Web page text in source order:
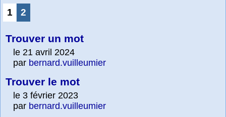
1 2
Trouver un mot
le 21 avril 2024
par bernard.vuilleumier
Trouver le mot
le 3 février 2023
par bernard.vuilleumier